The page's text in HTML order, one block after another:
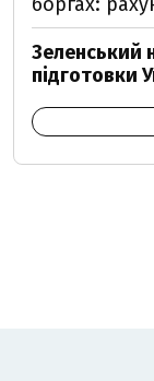
Зеленський
підготовки